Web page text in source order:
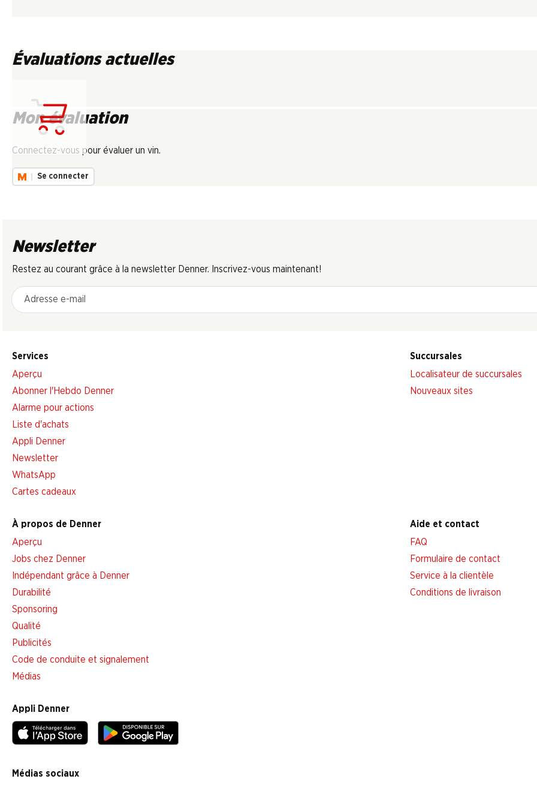
Évaluations actuelles
Mon évaluation
Connectez-vous pour évaluer un vin.
Se connecter
Newsletter
Restez au courant grâce à la newsletter Denner. Inscrivez-vous maintenant!
Adresse e-mail
Services
Aperçu
Abonner l'Hebdo Denner
Alarme pour actions
Liste d'achats
Appli Denner
Newsletter
WhatsApp
Cartes cadeaux
Succursales
Localisateur de succursales
Nouveaux sites
À propos de Denner
Aperçu
Jobs chez Denner
Indépendant grâce à Denner
Durabilité
Sponsoring
Qualité
Publicités
Code de conduite et signalement
Médias
Aide et contact
FAQ
Formulaire de contact
Service à la clientèle
Conditions de livraison
Appli Denner
Médias sociaux